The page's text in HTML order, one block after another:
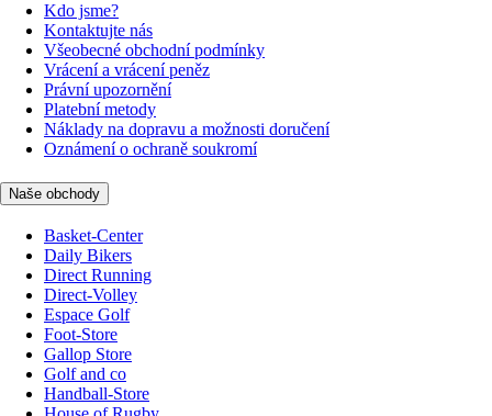
Kdo jsme?
Kontaktujte nás
Všeobecné obchodní podmínky
Vrácení a vrácení peněz
Právní upozornění
Platební metody
Náklady na dopravu a možnosti doručení
Oznámení o ochraně soukromí
Naše obchody
Basket-Center
Daily Bikers
Direct Running
Direct-Volley
Espace Golf
Foot-Store
Gallop Store
Golf and co
Handball-Store